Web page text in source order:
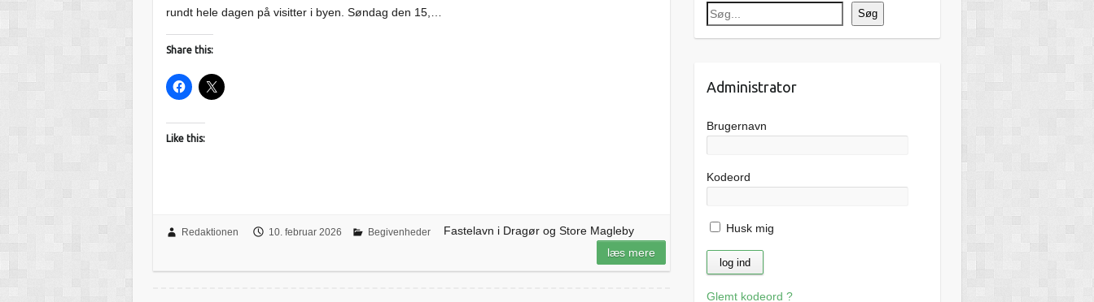
rundt hele dagen på visitter i byen. Søndag den 15,…
Share this:
Like this:
Redaktionen 10. februar 2026 Begivenheder
Fastelavn i Dragør og Store Magleby
læs mere
Søg
Administrator
Brugernavn
Kodeord
Husk mig
Glemt kodeord ?